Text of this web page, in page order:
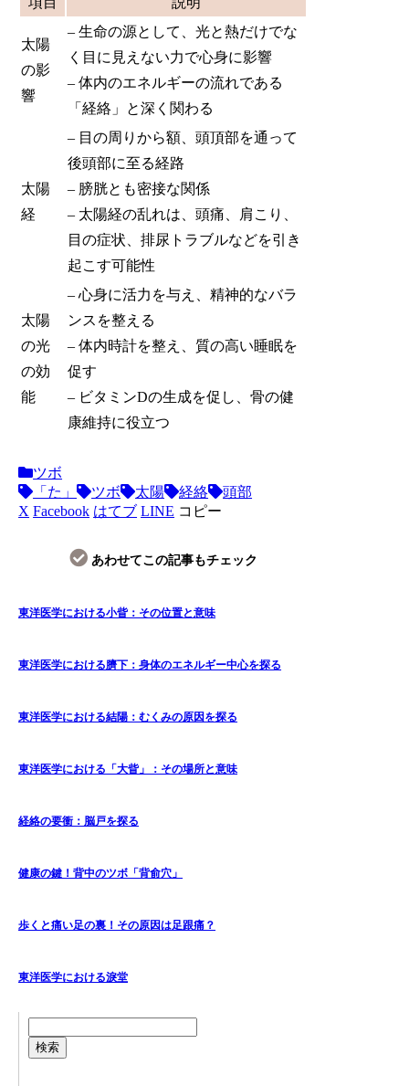
太陽
の影
響
– 生命の源として、光と熱だけでな
く目に見えない力で心身に影響
– 体内のエネルギーの流れである
「経絡」と深く関わる
太陽
経
– 目の周りから額、頭頂部を通って
後頭部に至る経路
– 膀胱とも密接な関係
– 太陽経の乱れは、頭痛、肩こり、
目の症状、排尿トラブルなどを引き
起こす可能性
太陽
の光
の効
能
– 心身に活力を与え、精神的なバラ
ンスを整える
– 体内時計を整え、質の高い睡眠を
促す
– ビタミンDの生成を促し、骨の健
康維持に役立つ
ツボ
「た」
ツボ 太陽 経絡
頭部
X Facebook はてブ LINE コピー
あわせてこの記事もチェック
東洋医学における小眥：その位置と意味
東洋医学における臍下：身体のエネルギー中心を探る
東洋医学における結陽：むくみの原因を探る
東洋医学における「大眥」：その場所と意味
経絡の要衝：脳戸を探る
健康の鍵！背中のツボ「背俞穴」
歩くと痛い足の裏！その原因は足跟痛？
東洋医学における淚堂
検索